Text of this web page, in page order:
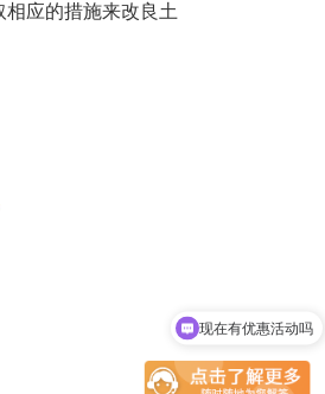
应的措施来改良土
可以介绍下你们的设备么